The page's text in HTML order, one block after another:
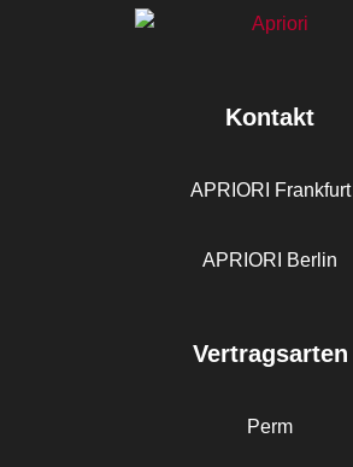
Kontakt
APRIORI Frankfurt
APRIORI Berlin
Vertragsarten
Perm